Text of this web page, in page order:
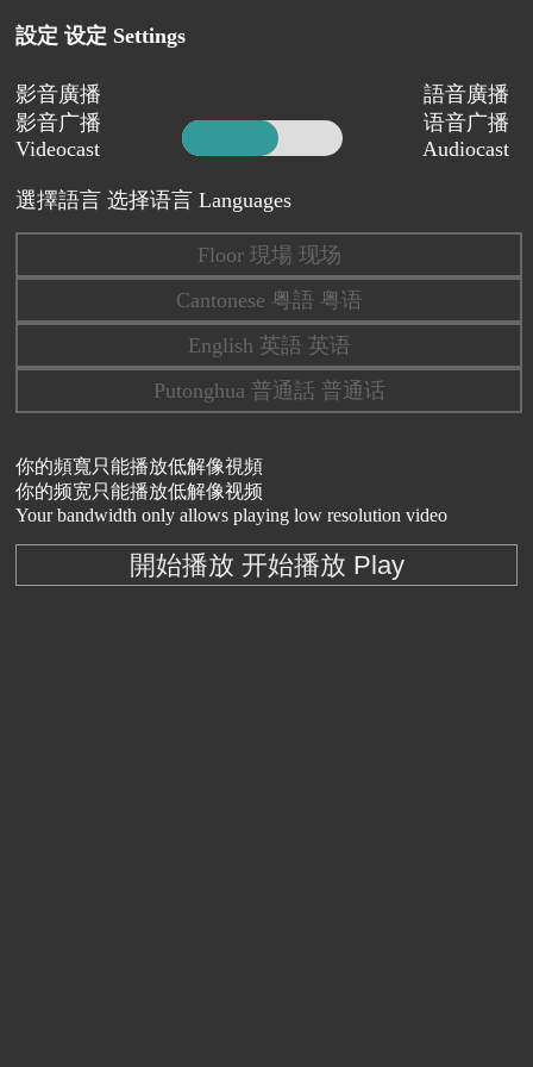
設定 设定 Settings
影音廣播
影音广播
Videocast
語音廣播
语音广播
Audiocast
選擇語言 选择语言 Languages
Floor 現場 现场
Cantonese 粤語 粤语
English 英語 英语
Putonghua 普通話 普通话
你的頻寬只能播放低解像視頻
你的频宽只能播放低解像视频
Your bandwidth only allows playing low resolution video
開始播放 开始播放 Play